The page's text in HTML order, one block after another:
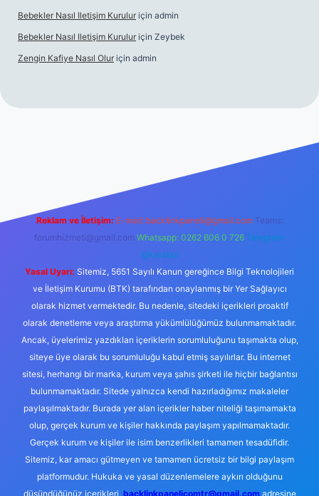
Bebekler Nasıl Iletişim Kurulur için admin
Bebekler Nasıl Iletişim Kurulur için Zeybek
Zengin Kafiye Nasıl Olur için admin
Reklam ve İletişim: E-mail: backlinkpaneli@gmail.com Teams:
forumhizmeti@gmail.com Whatsapp: 0262 606 0 726 Telegram:
@karabul
Yasal Uyarı: Sitemiz, 5651 Sayılı Kanun gereğince Bilgi Teknolojileri
ve İletişim Kurumu (BTK) tarafından onaylanmış bir Yer Sağlayıcı
olarak hizmet vermektedir. Bu nedenle, sitedeki içerikleri proaktif
olarak denetleme veya araştırma yükümlülüğümüz bulunmamaktadır.
Ancak, üyelerimiz yazdıkları içeriklerin sorumluluğunu taşımakta olup,
siteye üye olarak bu sorumluluğu kabul etmiş sayılırlar. Bu internet
sitesi, herhangi bir marka, kurum veya şahıs şirketi ile hiçbir bağlantısı
bulunmamaktadır. Sitede yalnızca kendi hazırladığımız makaleler
paylaşılmaktadır. Burada yer alan içerikler haber niteliği taşımamakta
olup, gerçek kurum ve kişiler hakkında paylaşım yapılmamaktadır.
Gerçek kurum ve kişiler ile isim benzerlikleri tamamen tesadüfidir.
Sitemiz, kar amacı gütmeyen ve tamamen ücretsiz bir bilgi paylaşım
platformudur. Hukuka ve yasal düzenlemelere aykırı olduğunu
düşündüğünüz içerikleri, backlinkpanelicomtr@gmail.comadresine